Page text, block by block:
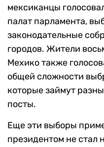
мексиканцы
палат парламента,
законодательные
городов. Жители
Мехико также
общей сложности
которые займут
посты.
Еще эти выборы
президентом не стал